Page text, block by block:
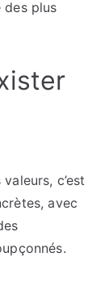
des plus
c’est
avec